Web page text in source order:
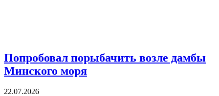
Попробовал порыбачить возле дамбы
Минского моря
22.07.2026